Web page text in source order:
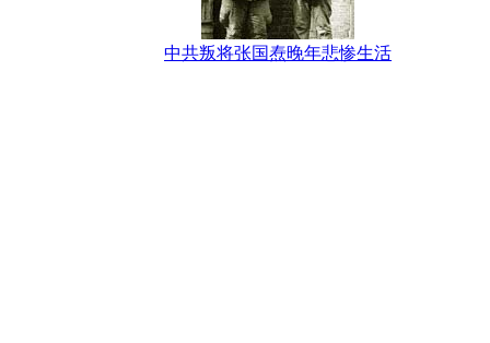
中共叛将张国焘晚年悲惨生活